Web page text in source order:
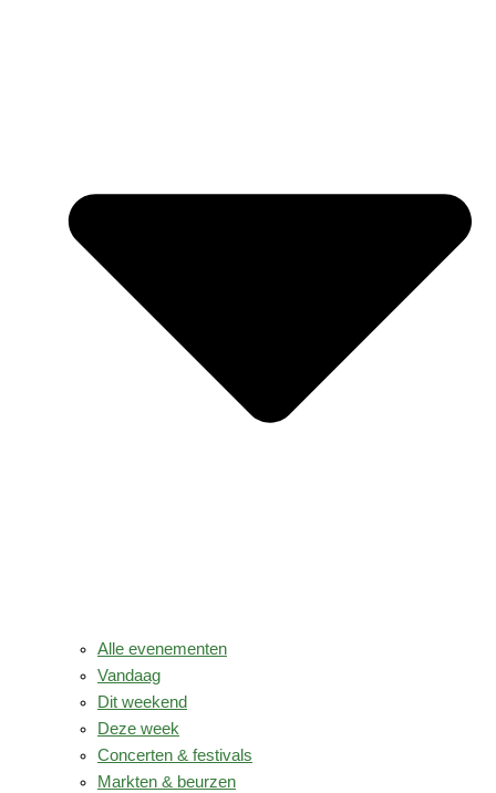
Alle evenementen
Vandaag
Dit weekend
Deze week
Concerten & festivals
Markten & beurzen